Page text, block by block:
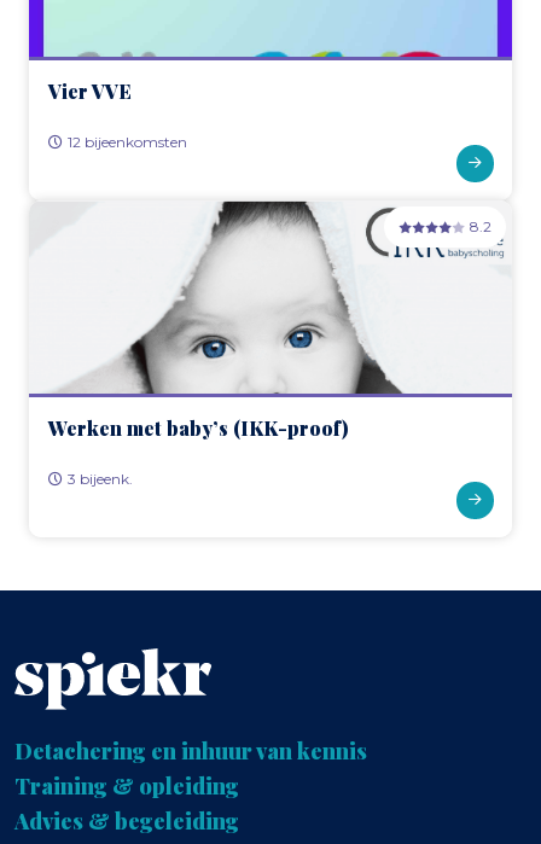
Vier VVE
12 bijeenkomsten
8.2
Werken met baby’s (IKK-proof)
3 bijeenk.
Detachering en inhuur van kennis
Training & opleiding
Advies & begeleiding